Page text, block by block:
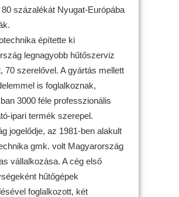
százalékát Nyugat-Európába
építette ki
legnagyobb hűtőszerviz
70 szerelővel. A gyártás mellett
is foglalkoznak,
3000 féle professzionális
ipari termék szerepel.
jogelődje, az 1981-ben alakult
gmk. volt Magyarország
vállalkozása. A cég első
hűtőgépek
foglalkozott, két